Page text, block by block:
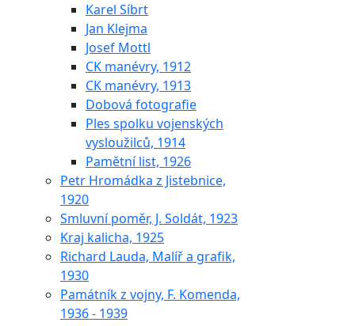
Karel Síbrt
Jan Klejma
Josef Mottl
CK manévry, 1912
CK manévry, 1913
Dobová fotografie
Ples spolku vojenských
vysloužilců, 1914
Pamětní list, 1926
Petr Hromádka z Jistebnice,
1920
Smluvní poměr, J. Soldát, 1923
Kraj kalicha, 1925
Richard Lauda, Malíř a grafik,
1930
Památník z vojny, F. Komenda,
1936 - 1939